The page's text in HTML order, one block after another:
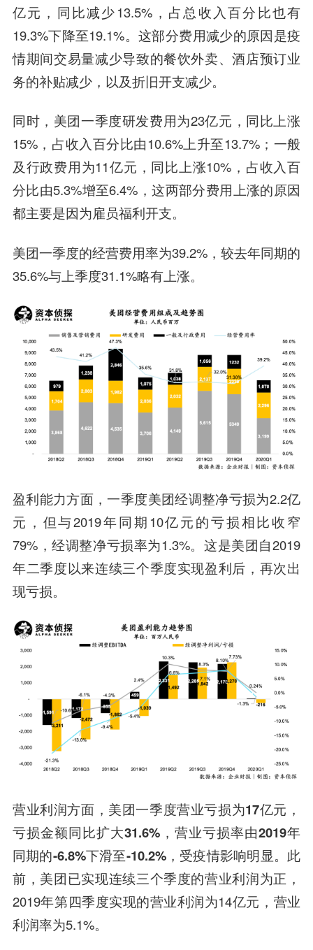
亿元，同比减少13.5%，占总收入百分比也有
19.3%下降至19.1%。这部分费用减少的原因是疫
情期间交易量减少导致的餐饮外卖、酒店预订业
务的补贴减少，以及折旧开支减少。
同时，美团一季度研发费用为23亿元，同比上涨
15%，占收入百分比由10.6%上升至13.7%；一般
及行政费用为11亿元，同比上涨10%，占收入百
分比由5.3%增至6.4%，这两部分费用上涨的原因
都主要是因为雇员福利开支。
美团一季度的经营费用率为39.2%，较去年同期的
35.6%与上季度31.1%略有上涨。
盈利能力方面，一季度美团经调整净亏损为2.2亿
元，但与2019年同期10亿元的亏损相比收窄
79%，经调整净亏损率为1.3%。这是美团自2019
年二季度以来连续三个季度实现盈利后，再次出
现亏损。
营业利润方面， 美团一季度营业亏损为17亿元，
亏损金额同比扩大31.6%，营业亏损率由2019年
同期的-6.8%下滑至-10.2%，受疫情影响明显。 此
前，美团已实现连续三个季度的营业利润为正，
2019年第四季度实现的营业利润为14亿元，营业
利润率为5.1%。